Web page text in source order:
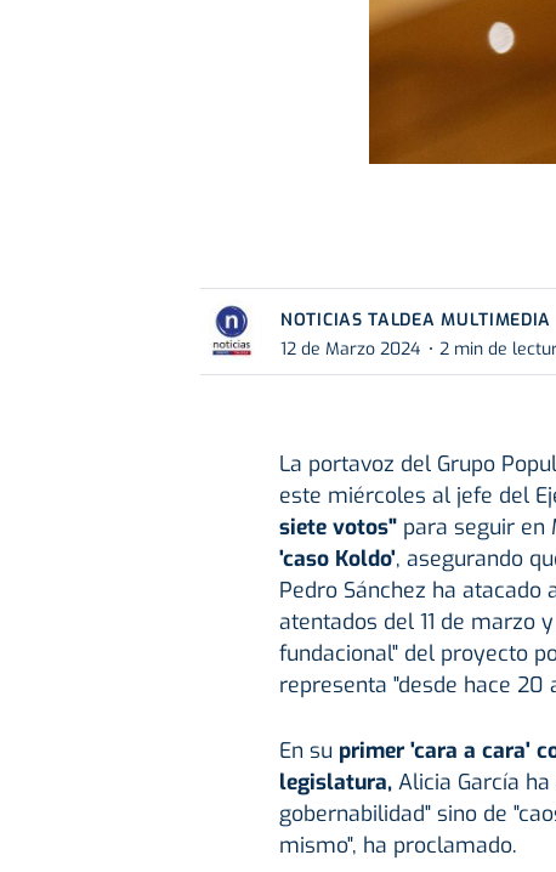
NOTICIAS TALDEA MULTIMEDIA
12 de Marzo 2024
2 min de
La portavoz del Grupo
este miércoles al jefe del
siete votos" para seguir
'caso Koldo', asegurando
Pedro Sánchez ha atacado
atentados del 11 de marzo
fundacional" del proyecto
representa "desde hace 20
En su primer 'cara a cara'
legislatura,Alicia García ha
gobernabilidad" sino de
mismo", ha proclamado.